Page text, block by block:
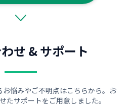
せ & サポート
悩みやご不明点はこちらから。お
たサポートをご用意しました。